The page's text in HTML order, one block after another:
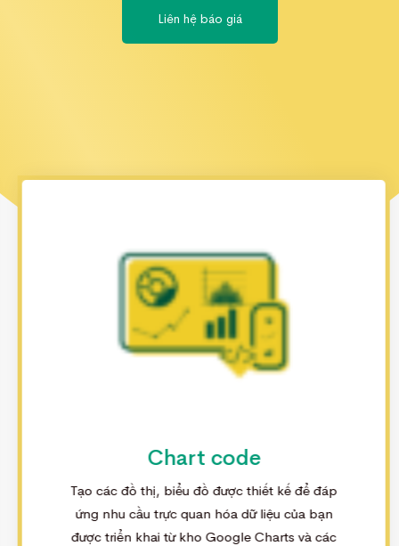
Liên hệ báo giá
Chart code
Tạo các đồ thị, biểu đồ được thiết kế để đáp
ứng nhu cầu trực quan hóa dữ liệu của bạn
được triển khai từ kho Google Charts và các